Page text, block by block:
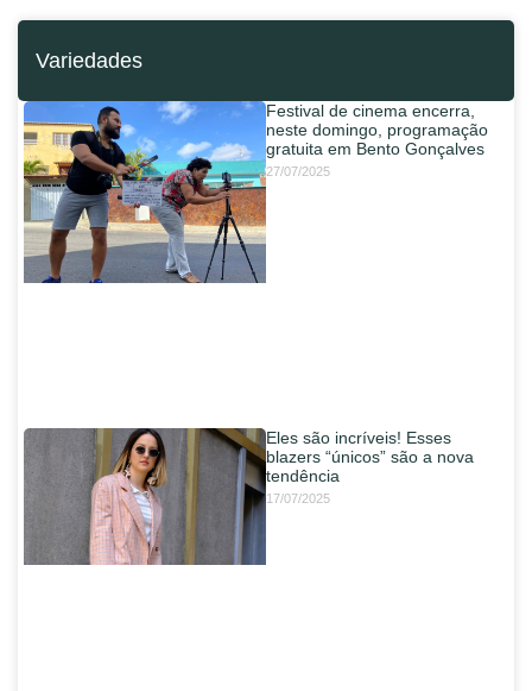
Variedades
Festival de cinema encerra,
neste domingo, programação
gratuita em Bento Gonçalves
27/07/2025
Eles são incríveis! Esses
blazers “únicos” são a nova
tendência
17/07/2025